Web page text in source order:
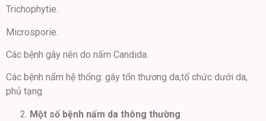
Trichophytie.
Microsporie.
Các bệnh gây nên do nấm Candida.
Các bệnh nấm hệ thống: gây tổn thương da,tổ chức dưới da,
phủ tạng.
Một số bệnh nấm da thông thường